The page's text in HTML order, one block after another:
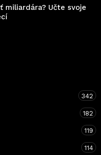
miliardára? Učte svoje
342
182
119
114